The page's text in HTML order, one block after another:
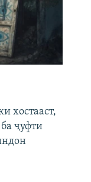
хостааст,
ҷуфти